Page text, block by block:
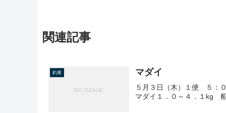
関連記事
釣果 マダイ
５月３日（木）１便 ５
マダイ１．０～４．１kg